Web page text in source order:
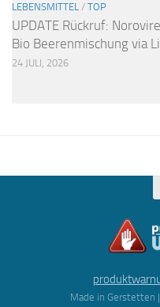
LEBENSMITTEL / TOP
UPDATE Rückruf:
Bio Beerenmischung via
24 JULI, 2026
Made in Gerstetten |